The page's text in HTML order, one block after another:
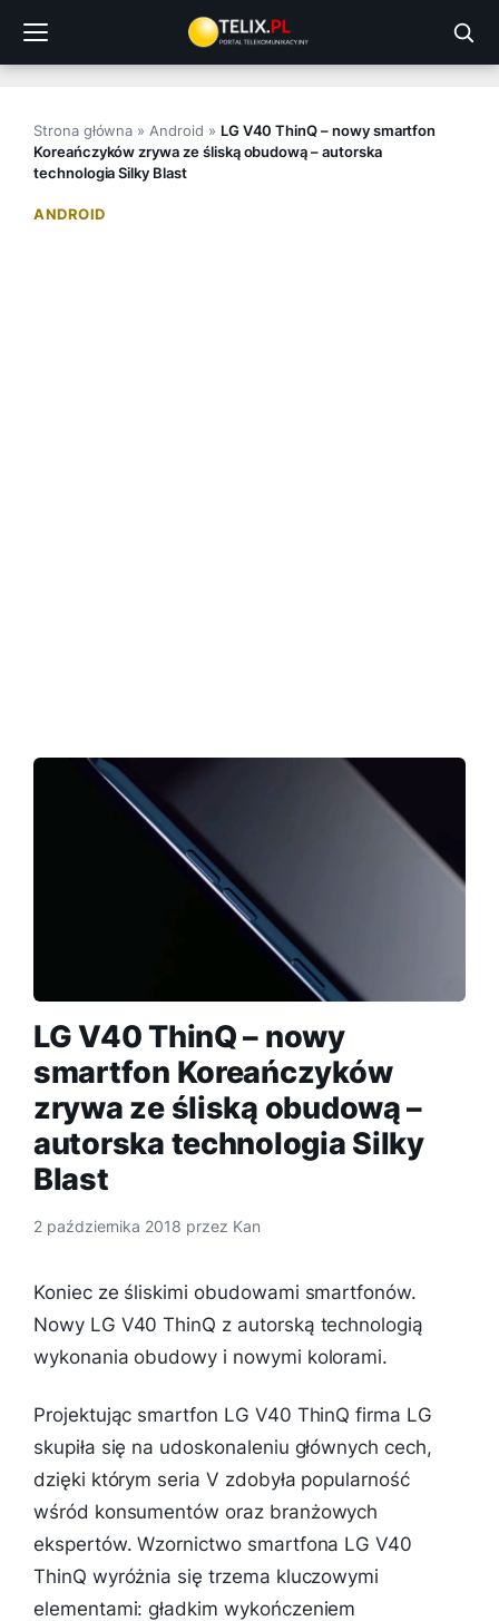
treści
Strona główna » Android » LG V40 ThinQ – nowy smartfon
Koreańczyków zrywa ze śliską obudową – autorska
technologia Silky Blast
ANDROID
LG V40 ThinQ – nowy
smartfon Koreańczyków
zrywa ze śliską obudową –
autorska technologia Silky
Blast
2 października 2018 przez Kan
Koniec ze śliskimi obudowami smartfonów.
Nowy LG V40 ThinQ z autorską technologią
wykonania obudowy i nowymi kolorami.
Projektując smartfon LG V40 ThinQ firma LG
skupiła się na udoskonaleniu głównych cech,
dzięki którym seria V zdobyła popularność
wśród konsumentów oraz branżowych
ekspertów. Wzornictwo smartfona LG V40
ThinQ wyróżnia się trzema kluczowymi
elementami: gładkim wykończeniem